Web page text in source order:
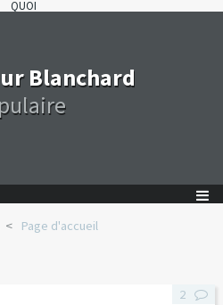
QUOI
Blanchard
Page d'accueil
2